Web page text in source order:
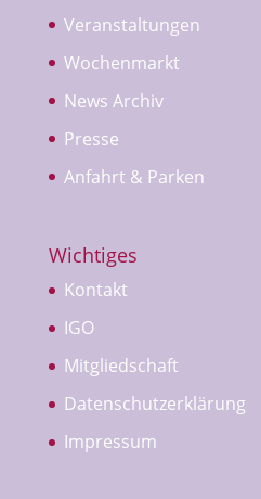
Veranstaltungen
Wochenmarkt
News Archiv
Presse
Anfahrt & Parken
Wichtiges
Kontakt
IGO
Mitgliedschaft
Datenschutzerklärung
Impressum